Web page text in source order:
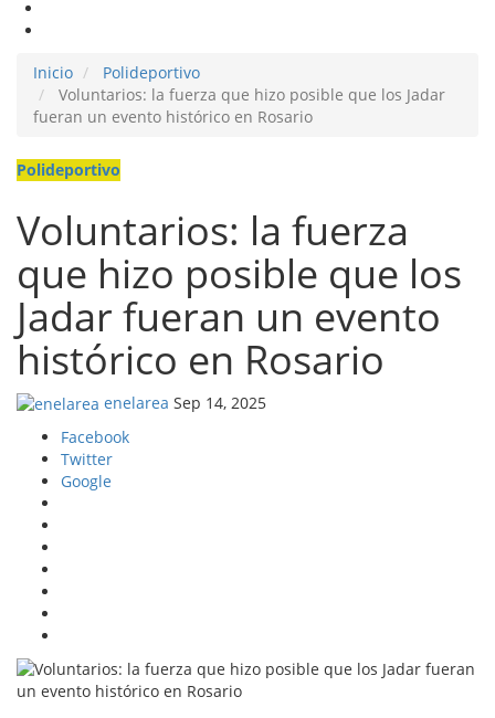
Inicio
Polideportivo
Voluntarios: la fuerza que hizo posible que los Jadar
fueran un evento histórico en Rosario
Polideportivo
Voluntarios: la fuerza
que hizo posible que los
Jadar fueran un evento
histórico en Rosario
enelarea Sep 14, 2025
Facebook
Twitter
Google